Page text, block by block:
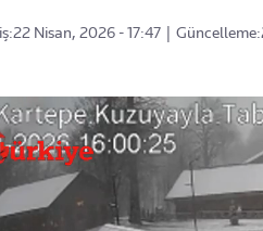
22 Nisan, 2026 - 17:47 Güncelleme: